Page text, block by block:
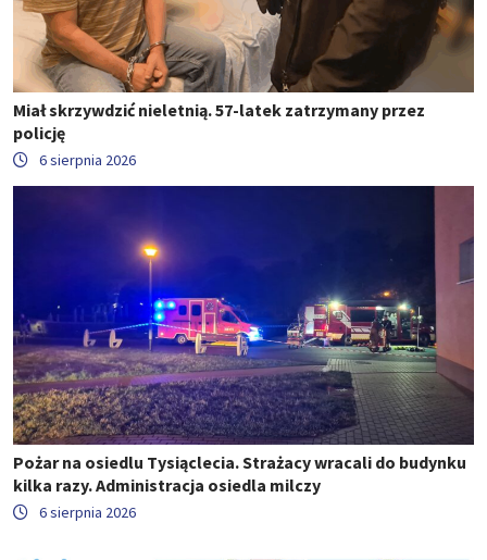
Miał skrzywdzić nieletnią. 57-latek zatrzymany przez
policję
6 sierpnia 2026
Pożar na osiedlu Tysiąclecia. Strażacy wracali do budynku
kilka razy. Administracja osiedla milczy
6 sierpnia 2026